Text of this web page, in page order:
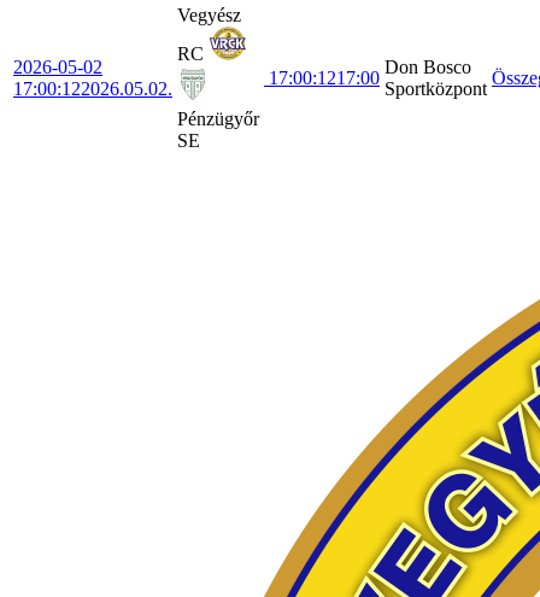
2026-05-02
17:00:122026.05.02.
Vegyész
RC
Pénzügyőr
SE
17:00:1217:00
Don Bosco
Sportközpont